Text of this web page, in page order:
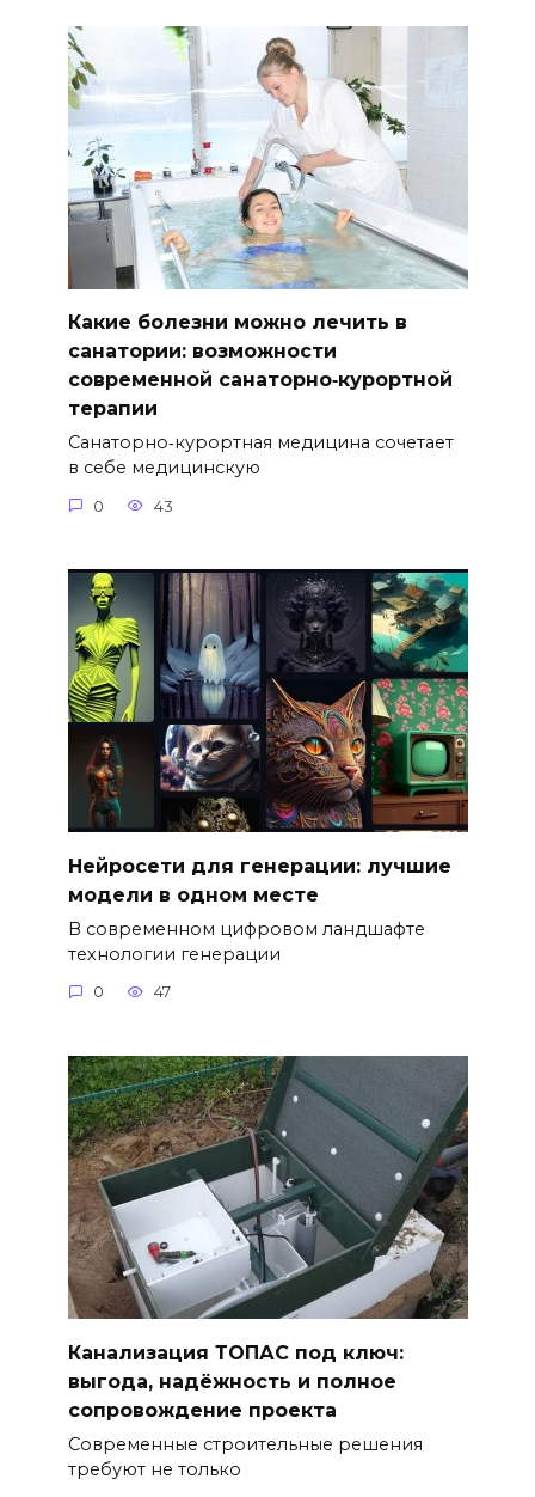
Какие болезни можно лечить в
санатории: возможности
современной санаторно‑курортной
терапии
Санаторно‑курортная медицина сочетает
в себе медицинскую
0 43
Нейросети для генерации: лучшие
модели в одном месте
В современном цифровом ландшафте
технологии генерации
0 47
Канализация ТОПАС под ключ:
выгода, надёжность и полное
сопровождение проекта
Современные строительные решения
требуют не только